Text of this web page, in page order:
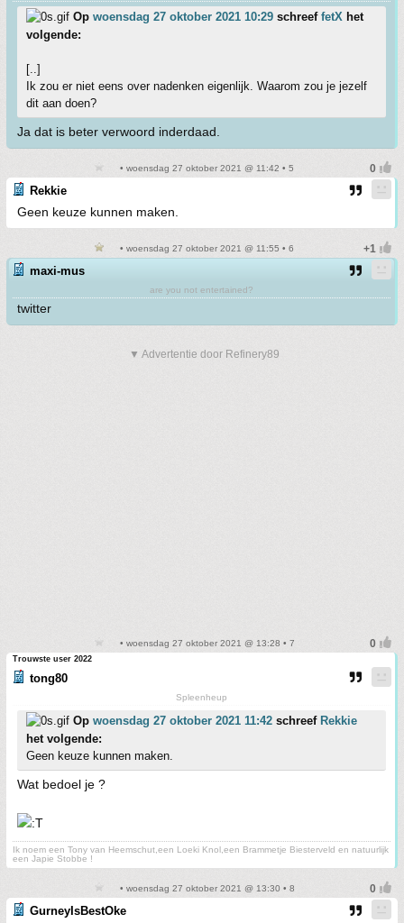
Op woensdag 27 oktober 2021 10:29 schreef fetX het
volgende:
[..]
Ik zou er niet eens over nadenken eigenlijk. Waarom zou je jezelf
dit aan doen?
Ja dat is beter verwoord inderdaad.
• woensdag 27 oktober 2021 @ 11:42 • 5
Rekkie
Geen keuze kunnen maken.
• woensdag 27 oktober 2021 @ 11:55 • 6
maxi-mus
are you not entertained?
twitter
▼ Advertentie door Refinery89
• woensdag 27 oktober 2021 @ 13:28 • 7
Trouwste user 2022
tong80
Spleenheup
Op woensdag 27 oktober 2021 11:42 schreef Rekkie
het volgende:
Geen keuze kunnen maken.
Wat bedoel je ?
Ik noem een Tony van Heemschut,een Loeki Knol,een Brammetje Biesterveld en natuurlijk
een Japie Stobbe !
• woensdag 27 oktober 2021 @ 13:30 • 8
GurneyIsBestOke